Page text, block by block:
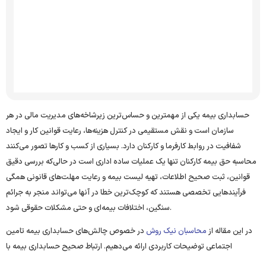
حسابداری بیمه یکی از مهمترین و حساس‌ترین زیرشاخه‌های مدیریت مالی در هر
سازمان است و نقش مستقیمی در کنترل هزینه‌ها، رعایت قوانین کار و ایجاد
شفافیت در روابط کارفرما و کارکنان دارد. بسیاری از کسب ‌و کارها تصور می‌کنند
محاسبه حق بیمه کارکنان تنها یک عملیات ساده اداری است در حالی‌که بررسی دقیق
قوانین، ثبت صحیح اطلاعات، تهیه لیست بیمه و رعایت مهلت‌های قانونی همگی
فرآیندهایی تخصصی هستند که کوچک‌ترین خطا در آنها می‌تواند منجر به جرائم
سنگین، اختلافات بیمه‌ای و حتی مشکلات حقوقی شود.
در این مقاله از محاسبان نیک ‌روش در خصوص چالش‌های حسابداری بیمه تامین
اجتماعی توضیحات کاربردی ارائه می‌دهیم. ارتباط صحیح حسابداری بیمه با